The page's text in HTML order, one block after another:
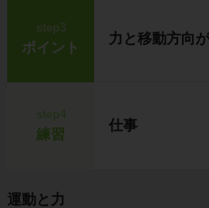
step3
ポイント
力と移動方向
練習
仕事
運動と力